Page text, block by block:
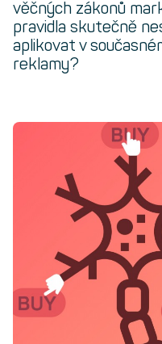
věčných zákonů
pravidla skutečně
aplikovat v
reklamy?